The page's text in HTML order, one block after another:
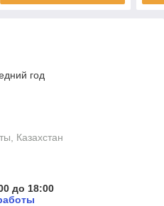
год
Казахстан
до 18:00